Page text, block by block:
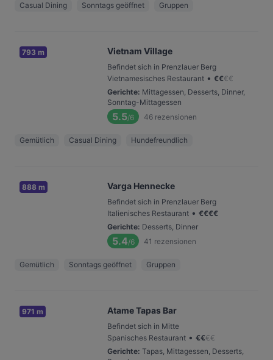
Casual Dining Sonntags geöffnet Gruppen
793 m Vietnam Village
Befindet sich in Prenzlauer Berg
Vietnamesisches Restaurant • €€€€
Gerichte: Mittagessen, Desserts, Dinner,
Sonntag-Mittagessen
5.5/6 46 rezensionen
Gemütlich Casual Dining Hundefreundlich
888 m Varga Hennecke
Befindet sich in Prenzlauer Berg
Italienisches Restaurant • €€€€
Gerichte: Desserts, Dinner
5.4/6 41 rezensionen
Gemütlich Sonntags geöffnet Gruppen
971 m Atame Tapas Bar
Befindet sich in Mitte
Spanisches Restaurant • €€€€
Gerichte: Tapas, Mittagessen, Desserts,